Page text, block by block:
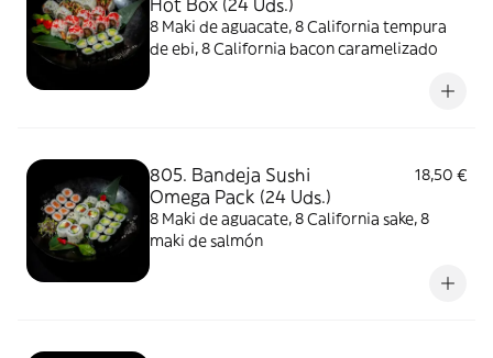
Hot Box (24 Uds.)
8 Maki de aguacate, 8 California tempura
de ebi, 8 California bacon caramelizado
805. Bandeja Sushi
Omega Pack (24 Uds.)
18,50 €
8 Maki de aguacate, 8 California sake, 8
maki de salmón